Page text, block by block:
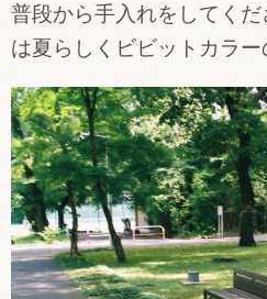
普段から手入れをしてく
は夏らしくビビットカラ